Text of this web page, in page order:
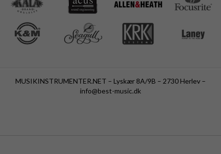
MUSIKINSTRUMENTER.NET – Lyskær 8A/9B – 2730 Herlev –
info@best-music.dk